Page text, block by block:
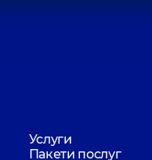
Услуги
Пакети послуг